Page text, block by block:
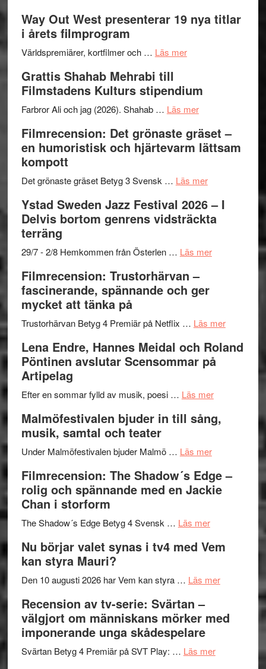
II
trailern
The
Files:
I
Want
Believe
–
Frankenshtey
med
Fox
och
Scully
Way Out West presenterar 19 nya titlar
i årets filmprogram
Världspremiärer, kortfilmer och … Läs merom
West
presenterar
nya
titlar
årets
Grattis Shahab Mehrabi till
Filmstadens Kulturs stipendium
Farbror Ali och jag (2026). Shahab … Läs merom
Shahab
Mehrabi
Filmstadens
stipendium
Filmrecension: Det grönaste gräset –
en humoristisk och hjärtevarm lättsam
kompott
Det grönaste gräset Betyg 3 Svensk … Läs merom
Filmrecension:
Det
grönaste
–
och
lättsam
Ystad Sweden Jazz Festival 2026 – I
Delvis bortom genrens vidsträckta
terräng
29/7 - 2/8 Hemkommen från Österlen … Läs merom
2026
I
Delvis
genrens
terräng
Filmrecension: Trustorhärvan –
fascinerande, spännande och ger
mycket att tänka på
Trustorhärvan Betyg 4 Premiär på Netflix … Läs merom
på
Lena Endre, Hannes Meidal och Roland
Pöntinen avslutar Scensommar på
Artipelag
Efter en sommar fylld av musik, poesi … Läs merom
Endre,
Roland
Pöntinen
Artipelag
Malmöfestivalen bjuder in till sång,
musik, samtal och teater
Under Malmöfestivalen bjuder Malmö … Läs merom
bjuder
in
samtal
teater
Filmrecension: The Shadow´s Edge –
rolig och spännande med en Jackie
Chan i storform
The Shadow´s Edge Betyg 4 Svensk … Läs merom
Filmrecension:
The
´s
rolig
spännande
Nu börjar valet synas i tv4 med Vem
kan styra Mauri?
Den 10 augusti 2026 har Vem kan styra … Läs merom
valet
Recension av tv-serie: Svärtan –
välgjort om människans mörker med
imponerande unga skådespelare
Svärtan Betyg 4 Premiär på SVT Play: … Läs merom